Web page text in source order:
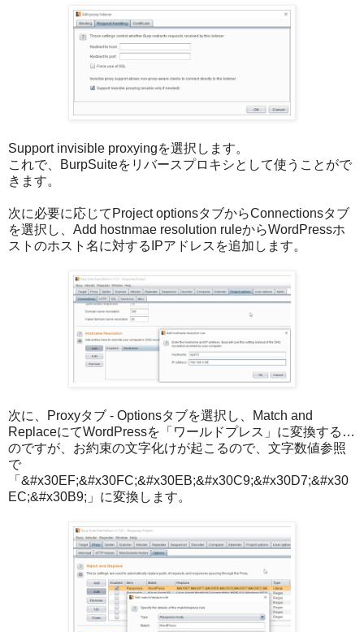
Support invisible proxyingを選択します。
これで、BurpSuiteをリバースプロキシとして使うことがで
きます。
次に必要に応じてProject optionsタブからConnectionsタブ
を選択し、Add hostnmae resolution ruleからWordPressホ
ストのホスト名に対するIPアドレスを追加します。
次に、Proxyタブ - Optionsタブを選択し、Match and
ReplaceにてWordPressを「ワールドプレス」に変換する…
のですが、お約束の文字化けが起こるので、文字数値参照
で
「&#x30EF;&#x30FC;&#x30EB;&#x30C9;&#x30D7;&#x30
EC;&#x30B9;」に変換します。